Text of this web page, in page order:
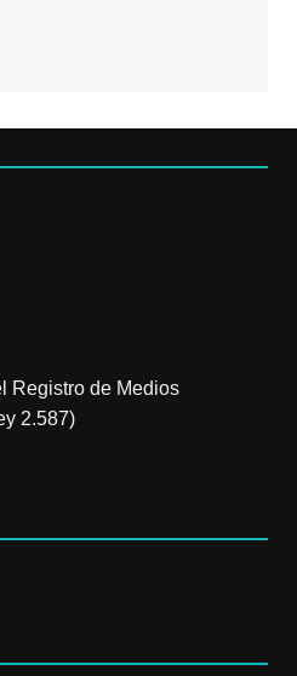
Registro de Medios
2.587)